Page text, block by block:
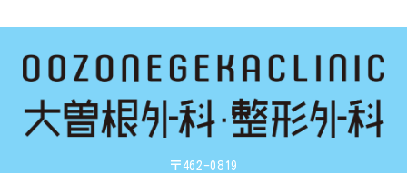
〒462-0819